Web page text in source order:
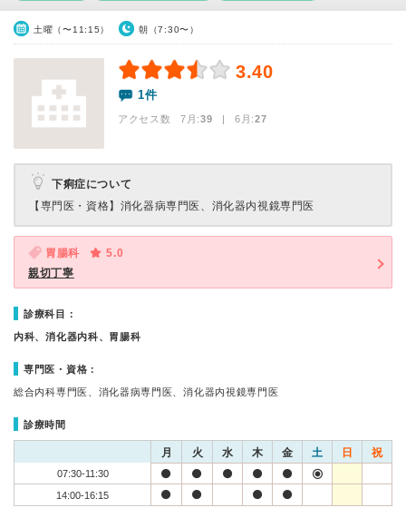
土曜（〜11:15） 朝（7:30〜）
3.40
1件
アクセス数 7月:39 | 6月:27
下痢症について
【専門医・資格】 消化器病専門医、消化器内視鏡専門医
胃腸科
5.0
親切丁寧
診療科目：
内科、消化器内科、胃腸科
専門医・資格：
総合内科専門医、消化器病専門医、消化器内視鏡専門医
診療時間
月 火 水 木 金 土 日 祝
07:30-11:30
14:00-16:15